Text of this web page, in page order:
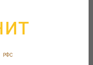
РФС